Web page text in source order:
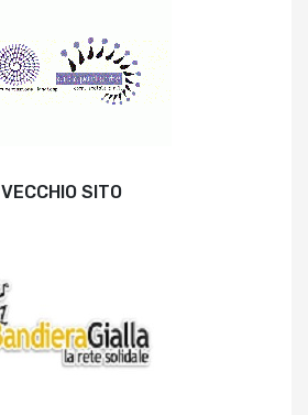
VECCHIO SITO